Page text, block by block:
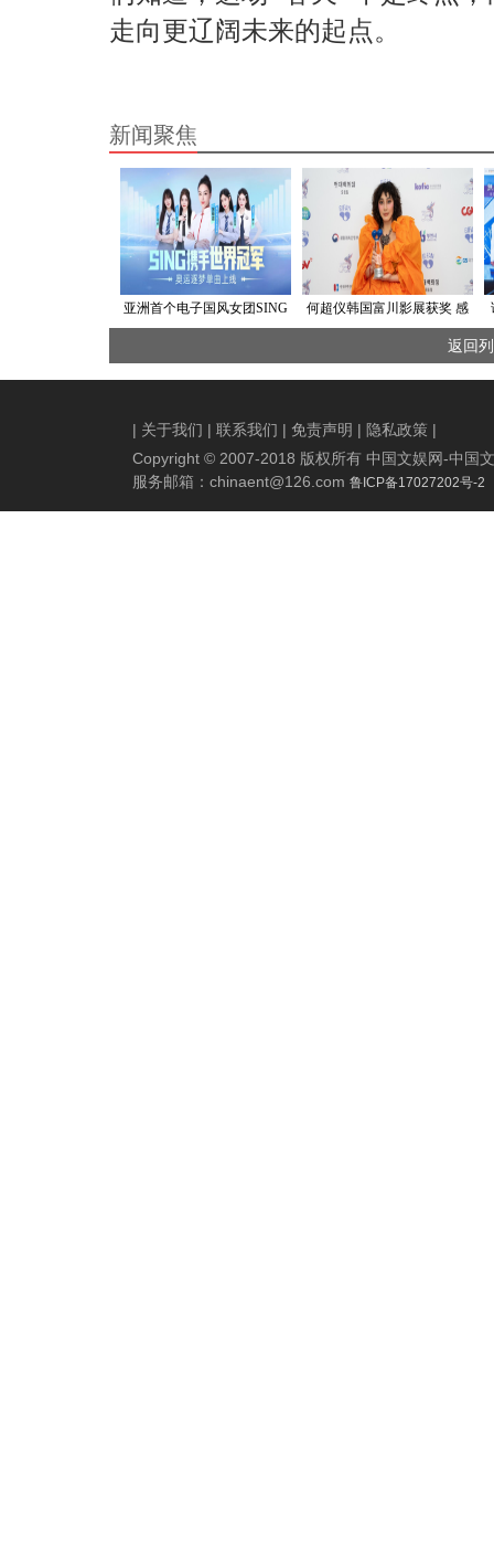
走向更辽阔未来的起点。
新闻聚焦
亚洲首个电子国风女团SING
唱《闪光的瞬间》
何超仪韩国富川影展获奖 感
返回
| 关于我们 | 联系我们 | 免责声明 | 隐私政策 |
Copyright © 2007-2018 版权所有 中国文娱网-中国
服务邮箱： chinaent@126.com 鲁ICP备17027202号-2